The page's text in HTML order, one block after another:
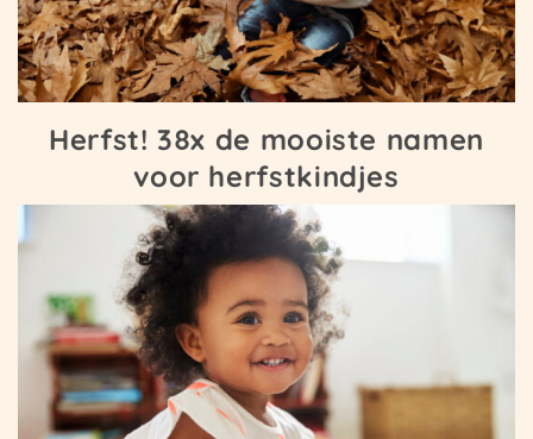
Herfst! 38x de mooiste namen
voor herfstkindjes